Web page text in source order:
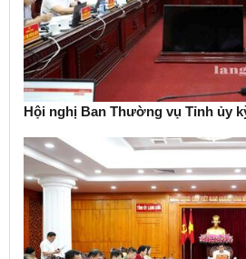
Hội nghị Ban Thường vụ Tỉnh ủy